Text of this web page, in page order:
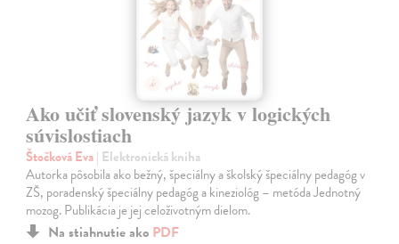
Ako učiť slovenský jazyk v logických
súvislostiach
Štočková Eva| Elektronická kniha
Autorka pôsobila ako bežný, špeciálny a školský špeciálny pedagóg v
ZŠ, poradenský špeciálny pedagóg a kineziológ – metóda Jednotný
mozog. Publikácia je jej celoživotným dielom.
Na stiahnutie ako PDF